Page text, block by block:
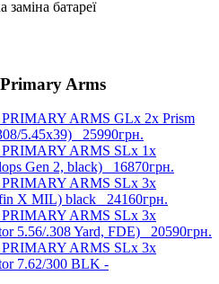
заміна батареї
Arms
ARMS GLx 2x Prism
5.45x39) 25990грн.
ARMS SLx 1x
Gen 2, black) 16870грн.
ARMS SLx 3x
X MIL) black 24160грн.
ARMS SLx 3x
5.56/.308 Yard, FDE) 20590грн.
ARMS SLx 3x
7.62/300 BLK -